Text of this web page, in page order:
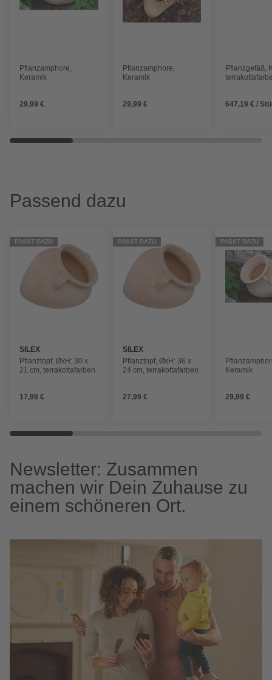
Pflanzamphore,
Keramik
29,99 €
Pflanzamphore,
Keramik
29,99 €
Pflanzgefäß,
647,19 € /
Passend dazu
PASST DAZU
SILEX
Pflanztopf, ØxH: 30 x
21 cm, terrakottafarben
17,99 €
PASST DAZU
SILEX
Pflanztopf, ØxH: 36 x
24 cm, terrakottafarben
27,99 €
PASST DAZU
Keramik
29,99 €
Newsletter: Zusammen
machen wir Dein Zuhause zu
einem schöneren Ort.